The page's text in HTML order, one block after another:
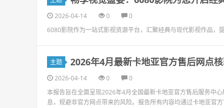
2026-04-14 0
0
6080影院作为一站式影视资源平台，汇聚经典与现代影视作品，
主题 2026年4月最新卡地亚官方售后网点
2026-04-14 0
0
本报告旨在全面呈现2026年4月全国最新卡地亚官方售后服务中
息，规避非官方网点带来的风险。报告所有内容均通过卡地亚官